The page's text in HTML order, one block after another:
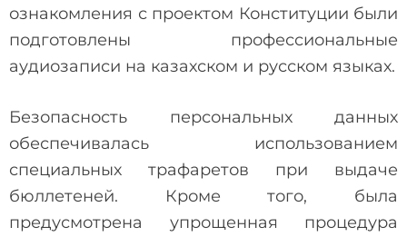
ознакомления с проектом Конституции были
подготовлены профессиональные
аудиозаписи на казахском и русском языках.
Безопасность персональных данных
обеспечивалась использованием
специальных трафаретов при выдаче
бюллетеней. Кроме того, была
предусмотрена упрощенная процедура